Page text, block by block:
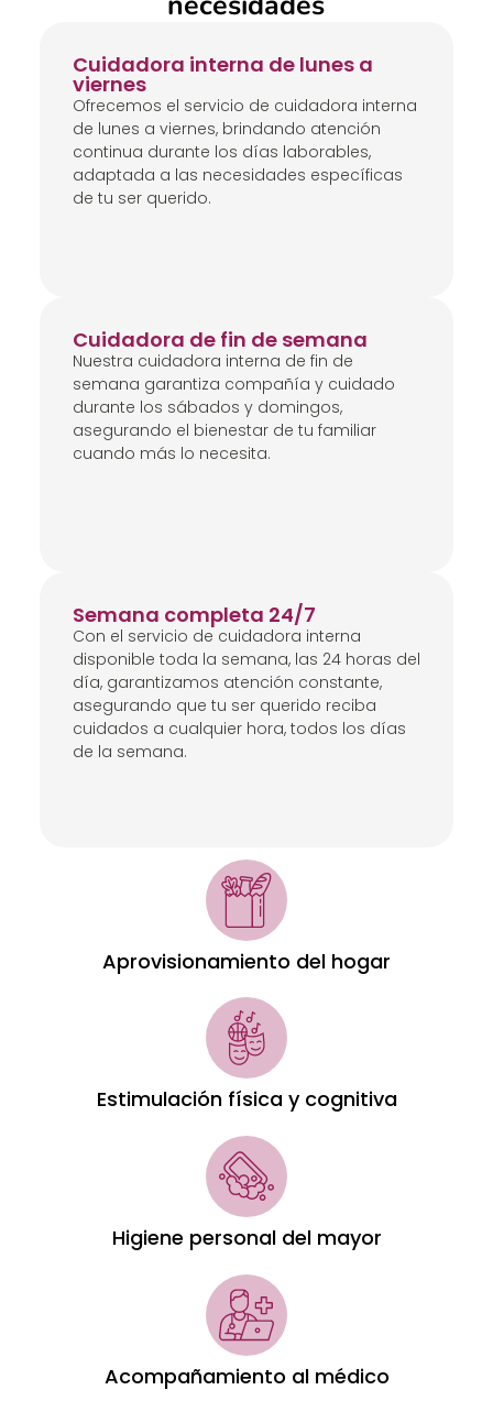
Cuidadora interna de lunes a
viernes
Ofrecemos el servicio de cuidadora interna
de lunes a viernes, brindando atención
continua durante los días laborables,
adaptada a las necesidades específicas
de tu ser querido.
Cuidadora de fin de semana
Nuestra cuidadora interna de fin de
semana garantiza compañía y cuidado
durante los sábados y domingos,
asegurando el bienestar de tu familiar
cuando más lo necesita.
Semana completa 24/7
Con el servicio de cuidadora interna
disponible toda la semana, las 24 horas del
día, garantizamos atención constante,
asegurando que tu ser querido reciba
cuidados a cualquier hora, todos los días
de la semana.
Aprovisionamiento del hogar
Estimulación física y cognitiva
Higiene personal del mayor
Acompañamiento al médico